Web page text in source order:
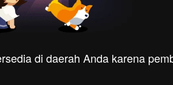
di daerah Anda karena